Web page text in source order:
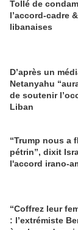
Tollé de
l’accord-cadre
libanaises
D’après un
Netanyahu
de soutenir
Liban
“Trump nous a
pétrin”, dixit
l'accord irano-
“Coffrez leur
: l’extrémiste